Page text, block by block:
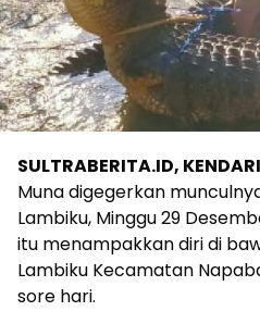
SULTRABERITA.ID, KENDARI
Muna digegerkan
Lambiku, Minggu 29
itu menampakkan diri di
Lambiku Kecamatan
sore hari.